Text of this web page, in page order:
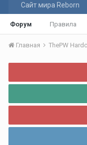
Сайт мира Reborn
Форум Правила
Главная ThePW